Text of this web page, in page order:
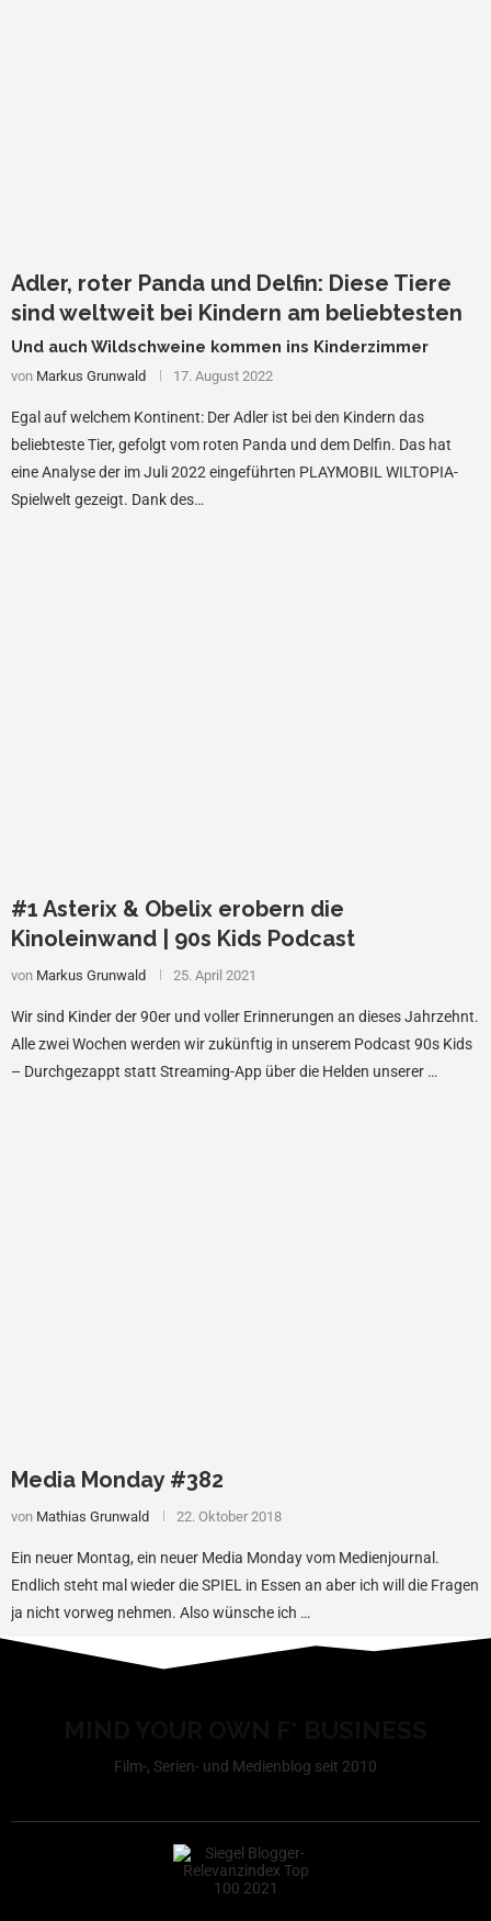
Adler, roter Panda und Delfin: Diese Tiere
sind weltweit bei Kindern am beliebtesten
Und auch Wildschweine kommen ins Kinderzimmer
von Markus Grunwald 17. August 2022
Egal auf welchem Kontinent: Der Adler ist bei den Kindern das
beliebteste Tier, gefolgt vom roten Panda und dem Delfin. Das hat
eine Analyse der im Juli 2022 eingeführten PLAYMOBIL WILTOPIA-
Spielwelt gezeigt. Dank des…
#1 Asterix & Obelix erobern die
Kinoleinwand | 90s Kids Podcast
von Markus Grunwald 25. April 2021
Wir sind Kinder der 90er und voller Erinnerungen an dieses Jahrzehnt.
Alle zwei Wochen werden wir zukünftig in unserem Podcast 90s Kids
– Durchgezappt statt Streaming-App über die Helden unserer …
Media Monday #382
von Mathias Grunwald 22. Oktober 2018
Ein neuer Montag, ein neuer Media Monday vom Medienjournal.
Endlich steht mal wieder die SPIEL in Essen an aber ich will die Fragen
ja nicht vorweg nehmen. Also wünsche ich …
Film-, Serien- und Medienblog seit 2010